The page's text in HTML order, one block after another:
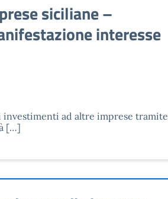
siciliane –
interesse
investimenti ad altre imprese tramite
[…]